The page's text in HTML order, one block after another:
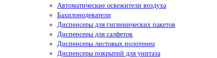
Автоматические освежители воздуха
Бахилонодеватели
Диспенсеры для гигиенических пакетов
Диспенсеры для салфеток
Диспенсеры листовых полотенец
Диспенсеры покрытий для унитаза